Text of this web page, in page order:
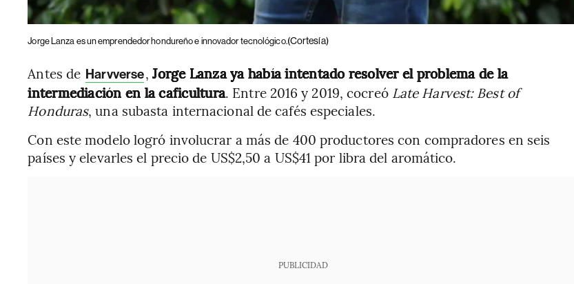
Jorge Lanza es un emprendedor hondureño e innovador tecnológico.(Cortesía)
Antes de Harvverse,Jorge Lanza ya había intentado resolver el problema de la
intermediación en la caficultura. Entre 2016 y 2019, cocreó Late Harvest: Best of
Honduras, una subasta internacional de cafés especiales.
Con este modelo logró involucrar a más de 400 productores con compradores en seis
países y elevarles el precio de US$2,50 a US$41 por libra del aromático.
PUBLICIDAD